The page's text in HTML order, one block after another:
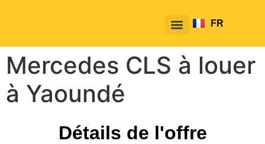
FR
EN
Mercedes CLS à louer
à Yaoundé
Détails de l'offre